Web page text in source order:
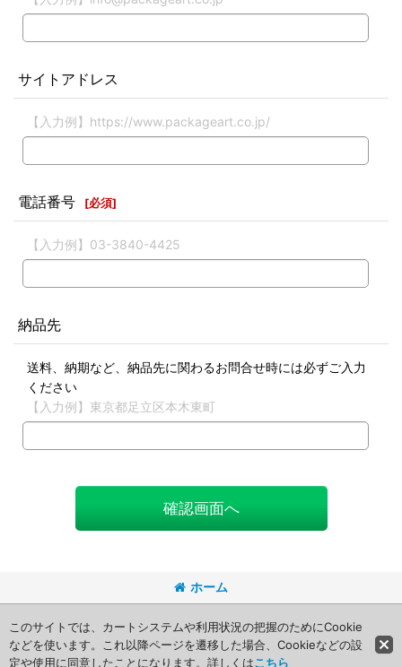
サイトアドレス
【入力例】https://www.packageart.co.jp/
電話番号 [必須]
【入力例】03-3840-4425
納品先
送料、納期など、納品先に関わるお問合せ時には必ずご入力
ください
【入力例】東京都足立区本木東町
確認画面へ
ホーム
このサイトでは、カートシステムや利用状況の把握のためにCookie
などを使います。これ以降ページを遷移した場合、Cookieなどの設
定や使用に同意したことになります。詳しくはこちら